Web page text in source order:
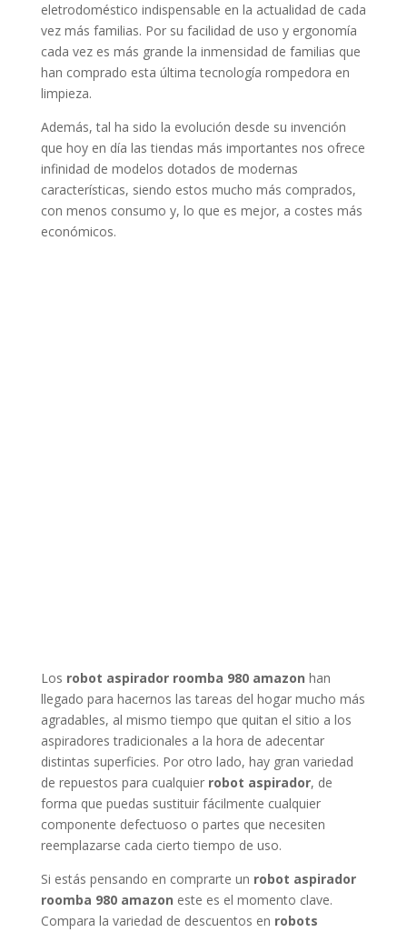
eletrodoméstico indispensable en la actualidad de cada
vez más familias. Por su facilidad de uso y ergonomía
cada vez es más grande la inmensidad de familias que
han comprado esta última tecnología rompedora en
limpieza.
Además, tal ha sido la evolución desde su invención
que hoy en día las tiendas más importantes nos ofrece
infinidad de modelos dotados de modernas
características, siendo estos mucho más comprados,
con menos consumo y, lo que es mejor, a costes más
económicos.
Los robot aspirador roomba 980 amazon han
llegado para hacernos las tareas del hogar mucho más
agradables, al mismo tiempo que quitan el sitio a los
aspiradores tradicionales a la hora de adecentar
distintas superficies. Por otro lado, hay gran variedad
de repuestos para cualquier robot aspirador, de
forma que puedas sustituir fácilmente cualquier
componente defectuoso o partes que necesiten
reemplazarse cada cierto tiempo de uso.
Si estás pensando en comprarte un robot aspirador
roomba 980 amazon este es el momento clave.
Compara la variedad de descuentos en robots